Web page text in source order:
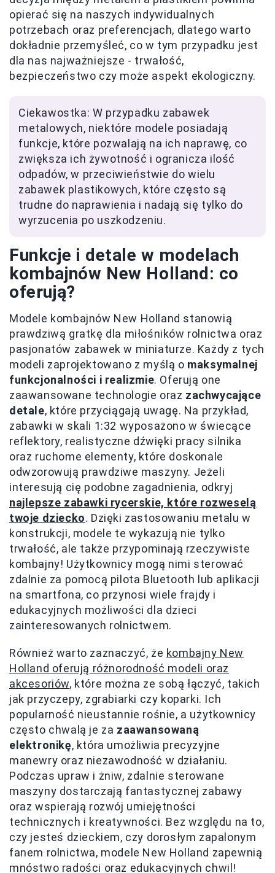
opierać się na naszych indywidualnych
potrzebach oraz preferencjach, dlatego warto
dokładnie przemyśleć, co w tym przypadku jest
dla nas najważniejsze - trwałość,
bezpieczeństwo czy może aspekt ekologiczny.
Ciekawostka: W przypadku zabawek
metalowych, niektóre modele posiadają
funkcje, które pozwalają na ich naprawę, co
zwiększa ich żywotność i ogranicza ilość
odpadów, w przeciwieństwie do wielu
zabawek plastikowych, które często są
trudne do naprawienia i nadają się tylko do
wyrzucenia po uszkodzeniu.
Funkcje i detale w modelach
kombajnów New Holland: co
oferują?
Modele kombajnów New Holland stanowią
prawdziwą gratkę dla miłośników rolnictwa oraz
pasjonatów zabawek w miniaturze. Każdy z tych
modeli zaprojektowano z myślą o maksymalnej
funkcjonalności i realizmie. Oferują one
zaawansowane technologie oraz zachwycające
detale, które przyciągają uwagę. Na przykład,
zabawki w skali 1:32 wyposażono w świecące
reflektory, realistyczne dźwięki pracy silnika
oraz ruchome elementy, które doskonale
odwzorowują prawdziwe maszyny. Jeżeli
interesują cię podobne zagadnienia, odkryj
najlepsze zabawki rycerskie, które rozweselą
twoje dziecko. Dzięki zastosowaniu metalu w
konstrukcji, modele te wykazują nie tylko
trwałość, ale także przypominają rzeczywiste
kombajny! Użytkownicy mogą nimi sterować
zdalnie za pomocą pilota Bluetooth lub aplikacji
na smartfona, co przynosi wiele frajdy i
edukacyjnych możliwości dla dzieci
zainteresowanych rolnictwem.
Również warto zaznaczyć, że kombajny New
Holland oferują różnorodność modeli oraz
akcesoriów, które można ze sobą łączyć, takich
jak przyczepy, zgrabiarki czy koparki. Ich
popularność nieustannie rośnie, a użytkownicy
często chwalą je za zaawansowaną
elektronikę, która umożliwia precyzyjne
manewry oraz niezawodność w działaniu.
Podczas upraw i żniw, zdalnie sterowane
maszyny dostarczają fantastycznej zabawy
oraz wspierają rozwój umiejętności
technicznych i kreatywności. Bez względu na to,
czy jesteś dzieckiem, czy dorosłym zapalonym
fanem rolnictwa, modele New Holland zapewnią
mnóstwo radości oraz edukacyjnych chwil!